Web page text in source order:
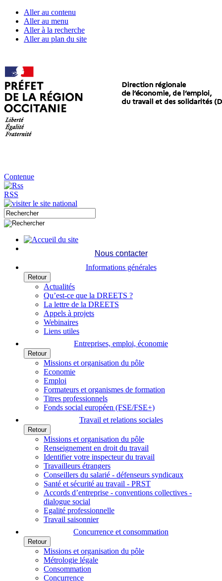
Aller au contenu
Aller au menu
Aller à la recherche
Aller au plan du site
Contenue
RSS
Nous contacter
Informations générales
Retour
Actualités
Qu’est-ce que la DREETS ?
La lettre de la DREETS
Appels à projets
Webinaires
Liens utiles
Entreprises, emploi, économie
Retour
Missions et organisation du pôle
Economie
Emploi
Formateurs et organismes de formation
Titres professionnels
Fonds social européen (FSE/FSE+)
Travail et relations sociales
Retour
Missions et organisation du pôle
Renseignement en droit du travail
Identifier votre inspecteur du travail
Travailleurs étrangers
Conseillers du salarié - défenseurs syndicaux
Santé et sécurité au travail - PRST
Accords d’entreprise - conventions collectives -
dialogue social
Egalité professionnelle
Travail saisonnier
Concurrence et consommation
Retour
Missions et organisation du pôle
Métrologie légale
Consommation
Concurrence